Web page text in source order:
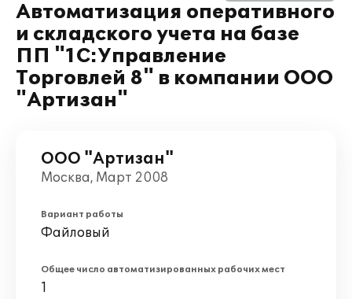
Автоматизация оперативного
и складского учета на базе
ПП "1С:Управление
Торговлей 8" в компании ООО
"Артизан"
ООО "Артизан"
Москва, Март 2008
Вариант работы
Файловый
Общее число автоматизированных рабочих мест
1